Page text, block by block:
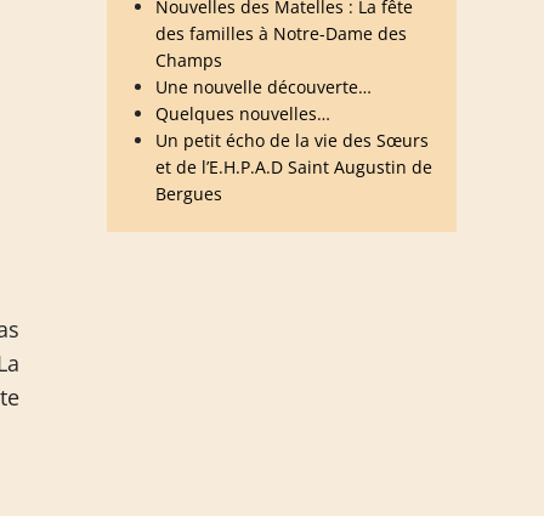
Nouvelles des Matelles : La fête
des familles à Notre-Dame des
Champs
Une nouvelle découverte…
Quelques nouvelles…
Un petit écho de la vie des Sœurs
et de l’E.H.P.A.D Saint Augustin de
Bergues